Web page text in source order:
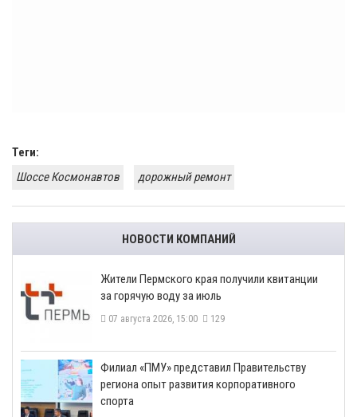
Теги:
Шоссе Космонавтов
дорожный ремонт
НОВОСТИ КОМПАНИЙ
​Жители Пермского края получили квитанции
за горячую воду за июль
07 августа 2026, 15:00 129
​Филиал «ПМУ» представил Правительству
региона опыт развития корпоративного
спорта